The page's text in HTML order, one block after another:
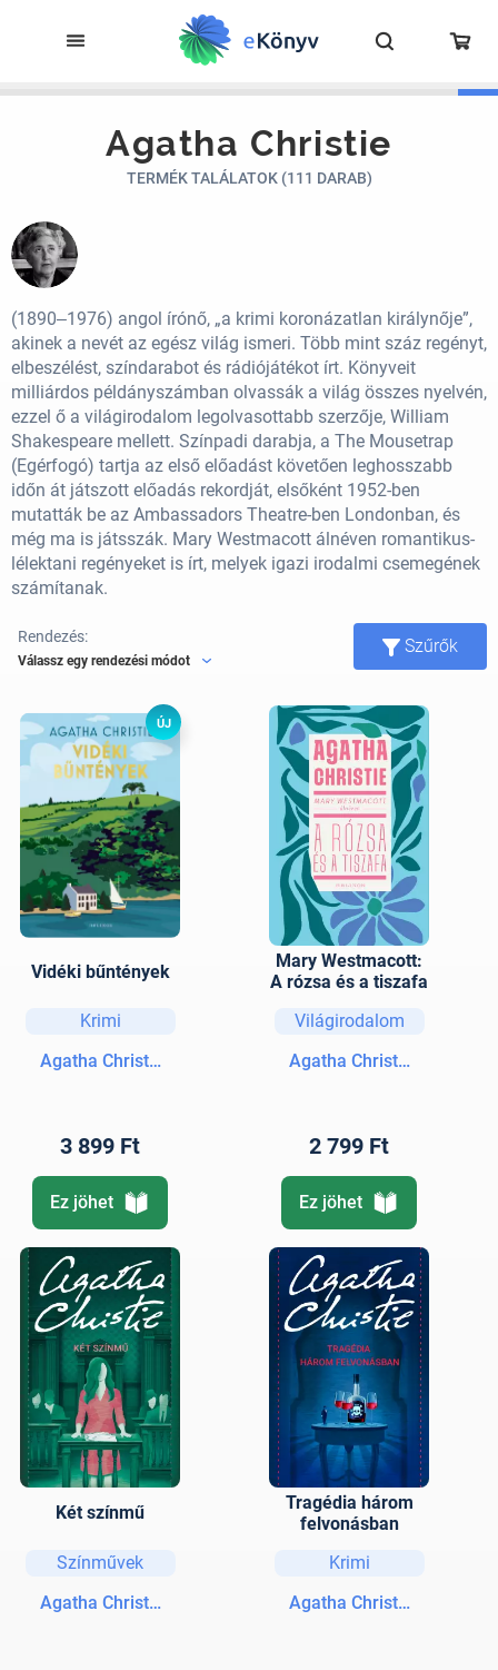
Agatha Christie
TERMÉK TALÁLATOK (111 DARAB)
(1890‒1976) angol írónő, „a krimi koronázatlan királynője”,
akinek a nevét az egész világ ismeri. Több mint száz regényt,
elbeszélést, színdarabot és rádiójátékot írt. Könyveit
milliárdos példányszámban olvassák a világ összes nyelvén,
ezzel ő a világirodalom legolvasottabb szerzője, William
Shakespeare mellett. Színpadi darabja, a The Mousetrap
(Egérfogó) tartja az első előadást követően leghosszabb
időn át játszott előadás rekordját, elsőként 1952-ben
mutatták be az Ambassadors Theatre-ben Londonban, és
még ma is játsszák. Mary Westmacott álnéven romantikus-
lélektani regényeket is írt, melyek igazi irodalmi csemegének
számítanak.
Rendezés:
Válassz egy rendezési módot
Szűrők
ÚJ
Vidéki bűntények
Krimi
Agatha Christie
3 899 Ft
Ez jöhet
Mary Westmacott:
A rózsa és a tiszafa
Világirodalom
Agatha Christie
2 799 Ft
Ez jöhet
Két színmű
Színművek
Agatha Christie
Tragédia három
felvonásban
Krimi
Agatha Christie